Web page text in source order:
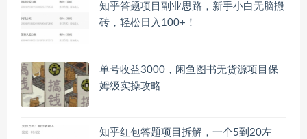
知乎答题项目副业思路，新手小白无脑搬
砖，轻松日入100+！
单号收益3000，闲鱼图书无货源项目保
姆级实操攻略
知乎红包答题项目拆解，一个5到20左